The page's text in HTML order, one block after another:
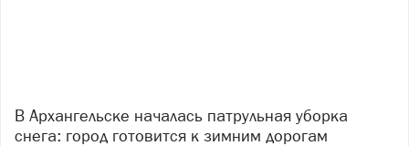
В Архангельске началась патрульная уборка
снега: город готовится к зимним дорогам